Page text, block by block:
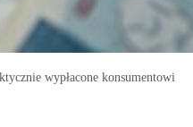
wypłacone konsumentowi